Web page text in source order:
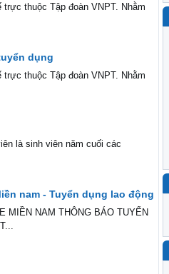
thuộc Tập đoàn VNPT. Nhằm
dụng
thuộc Tập đoàn VNPT. Nhằm
là sinh viên năm cuối các
nam - Tuyển dụng lao động
MIỀN NAM THÔNG BÁO TUYỂN